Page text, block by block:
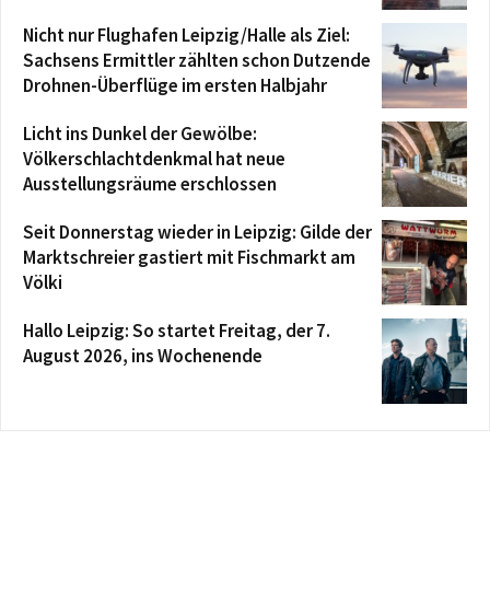
Nicht nur Flughafen Leipzig/Halle als Ziel:
Sachsens Ermittler zählten schon Dutzende
Drohnen-Überflüge im ersten Halbjahr
Licht ins Dunkel der Gewölbe:
Völkerschlachtdenkmal hat neue
Ausstellungsräume erschlossen
Seit Donnerstag wieder in Leipzig: Gilde der
Marktschreier gastiert mit Fischmarkt am
Völki
Hallo Leipzig: So startet Freitag, der 7.
August 2026, ins Wochenende